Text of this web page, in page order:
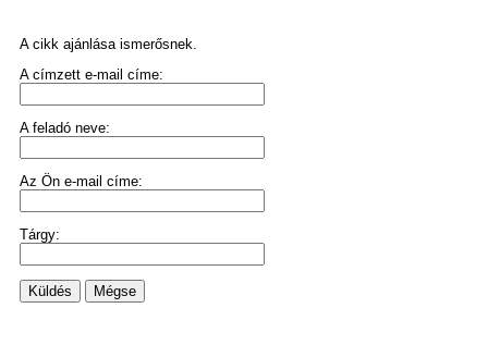
A cikk ajánlása ismerősnek.
A címzett e-mail címe:
A feladó neve:
Az Ön e-mail címe:
Tárgy:
Küldés Mégse